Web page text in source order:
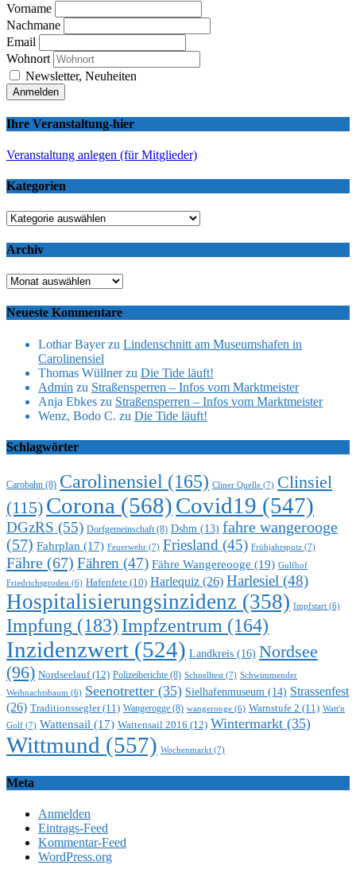
Vorname
Nachmane
Email
Wohnort
Newsletter, Neuheiten
Ihre Veranstaltung-hier
Veranstaltung anlegen (für Mitglieder)
Kategorien
Kategorien
Archiv
Archiv
Neueste Kommentare
Lothar Bayerzu Lindenschnitt am Museumshafen in
Carolinensiel
Thomas Wüllnerzu Die Tide läuft!
Admin zu Straßensperren – Infos vom Marktmeister
Anja Ebkes zu Straßensperren – Infos vom Marktmeister
Wenz, Bodo C. zu Die Tide läuft!
Schlagwörter
Carobahn (8) Carolinensiel (165) Cliner Quelle (7) Clinsiel
(115) Corona (568)Covid19 (547)
DGzRS (55) Dorfgemeinschaft(8) Dshm (13) fahre wangerooge
(57) Fahrplan (17) Feuerwehr (7) Friesland (45) Frühjahrsputz (7)
Fähre (67) Fähren (47) Fähre Wangereooge (19) Gulfhof
Friedrichsgroden (6) Hafenfete (10) Harlequiz (26) Harlesiel (48)
Hospitalisierungsinzidenz (358) Impfstart (6)
Impfung (183) Impfzentrum (164)
Inzidenzwert (524) Landkreis (16) Nordsee
(96) Nordseelauf(12) Polizeiberichte (8) Schnelltest (7) Schwimmender
Weihnachtsbaum (6) Seenotretter (35) Sielhafenmuseum (14) Strassenfest
(26) Traditionssegler(11) Wangerogge (8) wangerooge (6) Warnstufe 2 (11) Watt'n
Golf (7) Wattensail (17) Wattensail 2016 (12) Wintermarkt (35)
Wittmund (557) Wochenmarkt (7)
Meta
Anmelden
Eintrags-Feed
Kommentar-Feed
WordPress.org